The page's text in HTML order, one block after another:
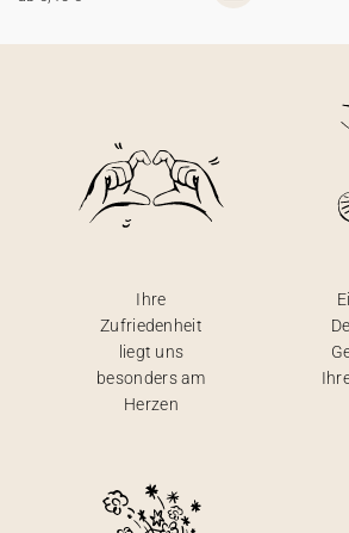
Ihre
Zufriedenheit
liegt uns
besonders am
Herzen